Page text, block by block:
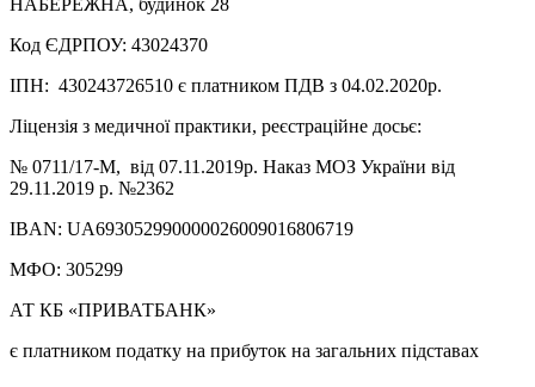
Код ЄДРПОУ: 43024370
ІПН: 430243726510 є платником ПДВ з 04.02.2020р.
Ліцензія з медичної практики, реєстраційне досьє:
№ 0711/17-М, від 07.11.2019р. Наказ МОЗ України від
29.11.2019 р. №2362
IBAN: UA693052990000026009016806719
МФО: 305299
АТ КБ «ПРИВАТБАНК»
є платником податку на прибуток на загальних підставах